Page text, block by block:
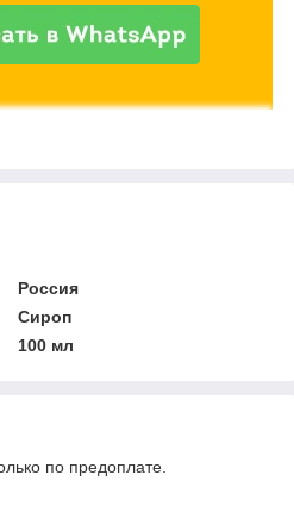
Россия
Сироп
100 мл
по предоплате.